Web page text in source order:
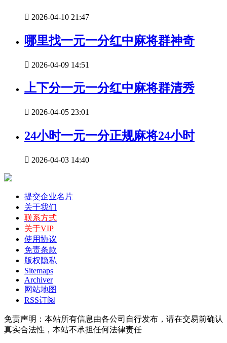
 2026-04-10 21:47
哪里找一元一分红中麻将群神奇
 2026-04-09 14:51
上下分一元一分红中麻将群清秀
 2026-04-05 23:01
24小时一元一分正规麻将24小时
 2026-04-03 14:40
提交企业名片
关于我们
联系方式
关于VIP
使用协议
免责条款
版权隐私
Sitemaps
Archiver
网站地图
RSS订阅
免责声明：本站所有信息由各公司自行发布，请在交易前确认
真实合法性，本站不承担任何法律责任